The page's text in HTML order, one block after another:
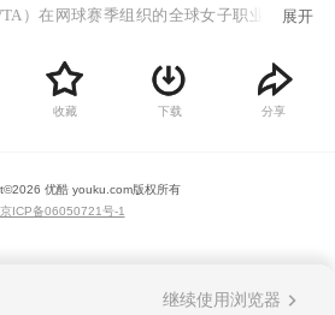
）在网球赛季组织的全球女子职业网球巡
）监督四大满贯赛事，以及由WTA组织的
年终总决赛，WTA1000巡回赛，WTA500巡
和WTA250巡回赛，以及与ATP联合举办的赛
展开
收藏 下载 分享
2026 优酷 youku.com版权所有
京ICP备06050721号-1
继续使用浏览器